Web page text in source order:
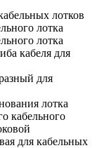
лотков
лотка
лотка
кабеля для
для
лотка
кабельного
для кабельных